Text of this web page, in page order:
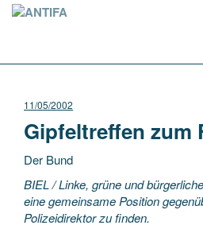
11/05/2002
Gipfeltreffen zum
Der Bund
BIEL / Linke, grüne und
eine gemeinsame Position
Polizeidirektor zu finden.